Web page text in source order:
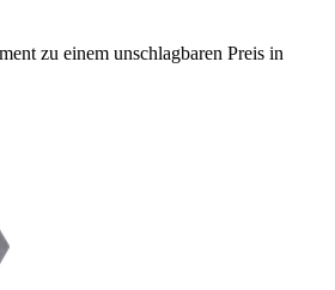
zu einem unschlagbaren Preis in